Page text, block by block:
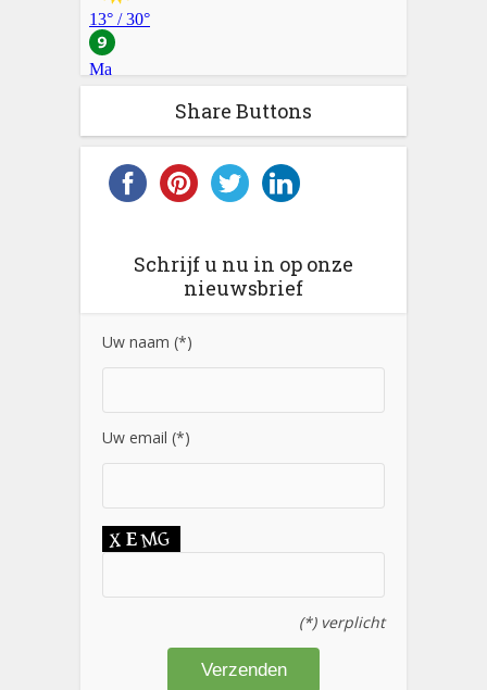
Share Buttons
Schrijf u nu in op onze
nieuwsbrief
Uw naam (*)
Uw email (*)
(*) verplicht